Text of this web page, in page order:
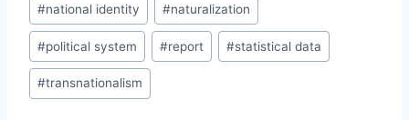
#national identity #naturalization
#political system #report #statistical data
#transnationalism